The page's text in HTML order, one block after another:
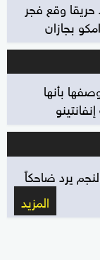
حريقا وقع فجر
بجازان
بأنها
يرد ضاحكاً
المزيد